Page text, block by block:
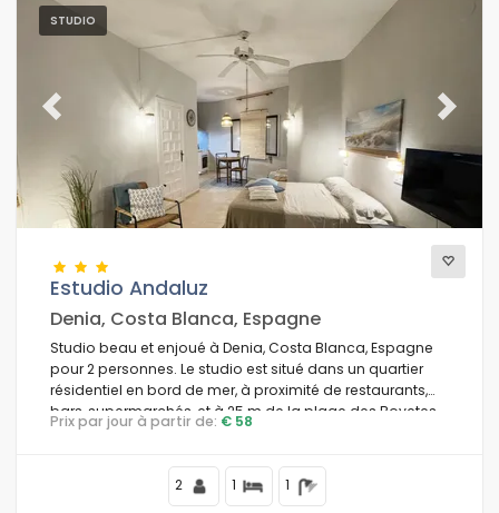
Des chambres
Salles de bains
Optionnel
STUDIO
Previous Next
Estudio Andaluz
Denia, Costa Blanca, Espagne
Studio beau et enjoué à Denia, Costa Blanca, Espagne
pour 2 personnes. Le studio est situé dans un quartier
résidentiel en bord de mer, à proximité de restaurants,
bars, supermarchés, et à 25 m de la plage des Bovetes.
Prix par jour à partir de: € 58
2 1 1